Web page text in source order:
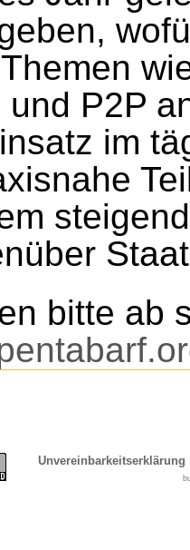
und P2P
im
bitte ab
Unvereinbarkeitserklärung